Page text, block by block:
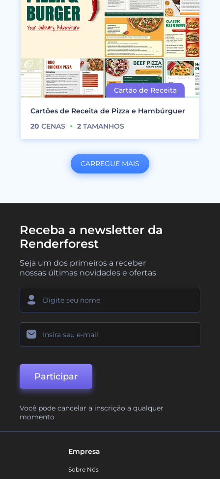
Cartões de Receita de Pizza e Hambúrguer
20 CENAS 2 TAMANHOS
CARREGUE MAIS
Receba a newsletter da
Renderforest
Seja um dos primeiros a receber
nossas últimas novidades e ofertas
Participar
Você pode cancelar a inscrição a qualquer
momento
Empresa
Sobre Nós